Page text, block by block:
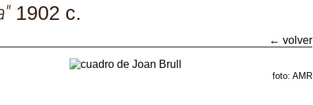
de obras
1902 c.
← volver
"Rosalia"
foto: AMR